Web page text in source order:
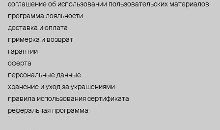
cоглашение об использовании пользовательских материалов
программа лояльности
доставка и оплата
примерка и возврат
гарантии
оферта
персональные данные
хранение и уход за украшениями
правила использования сертификата
реферальная программа